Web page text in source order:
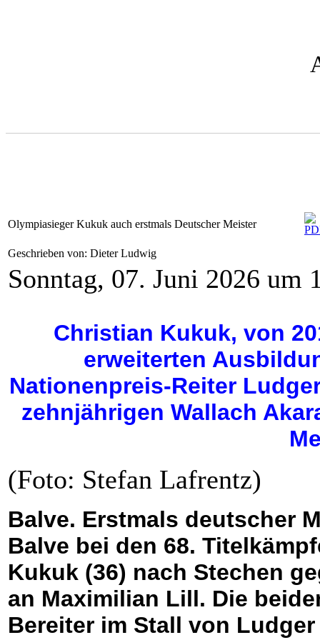
Olympiasieger Kukuk auch erstmals Deutscher Meister
Geschrieben von: Dieter Ludwig
Sonntag, 07. Juni 2026 um
Christian Kukuk, von
erweiterten
Nationenpreis-Reiter
zehnjährigen Wallach
(Foto: Stefan Lafrentz)
Balve. Erstmals deutscher
Balve bei den 68.
Kukuk (36) nach Stechen
an Maximilian Lill. Die
Bereiter im Stall von